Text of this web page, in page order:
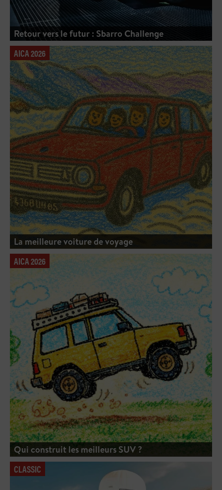
Retour vers le futur : Sbarro Challenge
AICA 2026
La meilleure voiture de voyage
AICA 2026
Qui construit les meilleurs SUV ?
CLASSIC